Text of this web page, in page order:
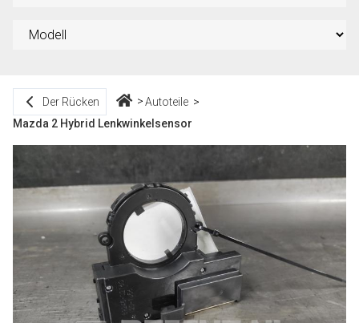
Der Rücken
Autoteile
Mazda 2 Hybrid Lenkwinkelsensor